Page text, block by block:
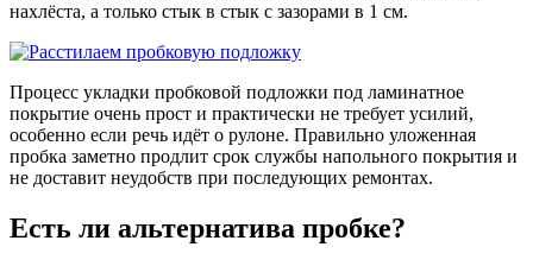
нахлёста, а только стык в стык с зазорами в 1 см.
Процесс укладки пробковой подложки под ламинатное
покрытие очень прост и практически не требует усилий,
особенно если речь идёт о рулоне. Правильно уложенная
пробка заметно продлит срок службы напольного покрытия и
не доставит неудобств при последующих ремонтах.
Есть ли альтернатива пробке?